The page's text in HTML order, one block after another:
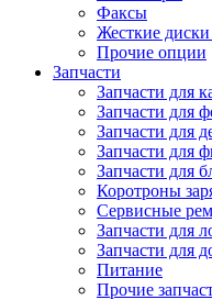
Факсы
Жесткие
Прочие опции
Запчасти
Запчасти для
Запчасти для
Запчасти для
Запчасти для
Запчасти для
Коротроны
Сервисные
Запчасти для
Запчасти для
Питание
Прочие